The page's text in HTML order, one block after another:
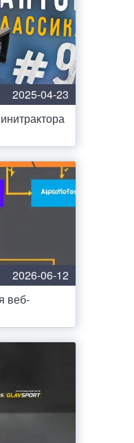
2025-04-23
2026-06-12
веб-